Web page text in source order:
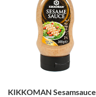
KIKKOMAN Sesamsauce